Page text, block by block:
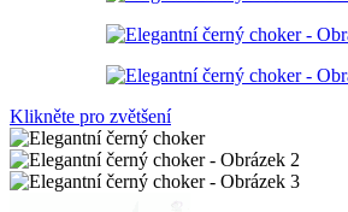
Klikněte pro zvětšení